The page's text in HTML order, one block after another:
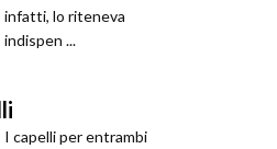
infatti, lo riteneva
indispen ...
I capelli per entrambi